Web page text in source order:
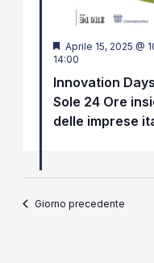
Segnalati
Aprile 15, 2025 @
14:00
Innovation
Sole 24 Ore
delle imprese
Giorno precedente